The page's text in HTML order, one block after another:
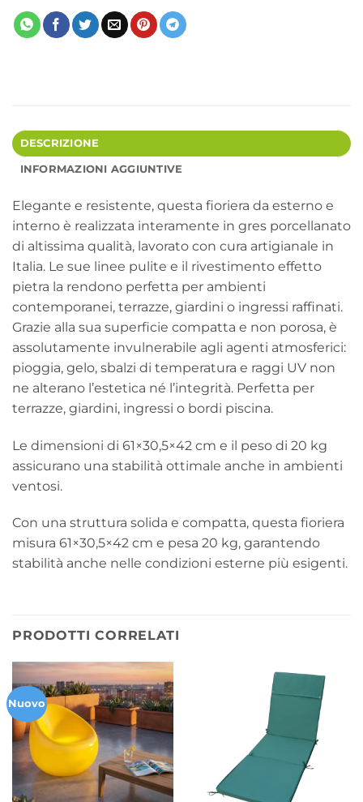
DESCRIZIONE
INFORMAZIONI AGGIUNTIVE
Elegante e resistente, questa fioriera da esterno e
interno è realizzata interamente in gres porcellanato
di altissima qualità, lavorato con cura artigianale in
Italia. Le sue linee pulite e il rivestimento effetto
pietra la rendono perfetta per ambienti
contemporanei, terrazze, giardini o ingressi raffinati.
Grazie alla sua superficie compatta e non porosa, è
assolutamente invulnerabile agli agenti atmosferici:
pioggia, gelo, sbalzi di temperatura e raggi UV non
ne alterano l’estetica né l’integrità. Perfetta per
terrazze, giardini, ingressi o bordi piscina.
Le dimensioni di 61×30,5×42 cm e il peso di 20 kg
assicurano una stabilità ottimale anche in ambienti
ventosi.
Con una struttura solida e compatta, questa fioriera
misura 61×30,5×42 cm e pesa 20 kg, garantendo
stabilità anche nelle condizioni esterne più esigenti.
PRODOTTI CORRELATI
Nuovo